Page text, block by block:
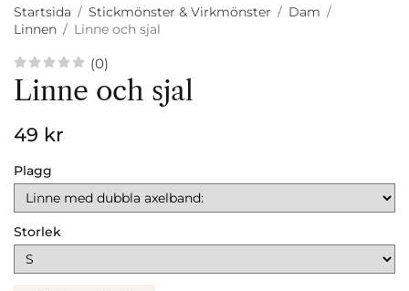
Startsida / Stickmönster & Virkmönster / Dam /
Linnen / Linne och sjal
(0)
Linne och sjal
49 kr
Plagg
Storlek